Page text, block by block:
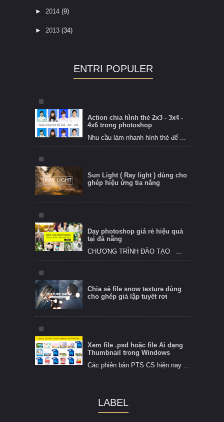
► 2014 (9)
► 2013 (34)
ENTRI POPULER
Action chia hình thẻ 2x3 - 3x4 -
4x6 trong photoshop
Nhu cầu làm nhanh hình thẻ để ...
Sun Light ( Ray light ) dùng cho
ghép hiệu ứng tia nắng
Dạy photoshop giá rẻ hiệu quả
tại đà nẵng
CHƯƠNG TRÌNH ĐÀO TẠO ...
Chia sẻ file snow texture dùng
cho ghép giả lập tuyết rơi
Xem file .psd hoặc file Ai dạng
Thumbnail trong Windows
Các phiên bản PTS CS hiện nay ...
LABEL